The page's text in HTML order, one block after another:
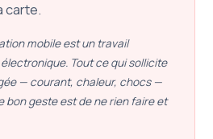
carte.
mobile est un travail
Tout ce qui sollicite
— courant, chaleur, chocs —
bon geste est de ne rien faire et